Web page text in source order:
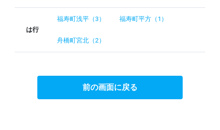
は行
福寿町浅平（3） 福寿町平方（1）
舟橋町宮北（2）
前の画面に戻る